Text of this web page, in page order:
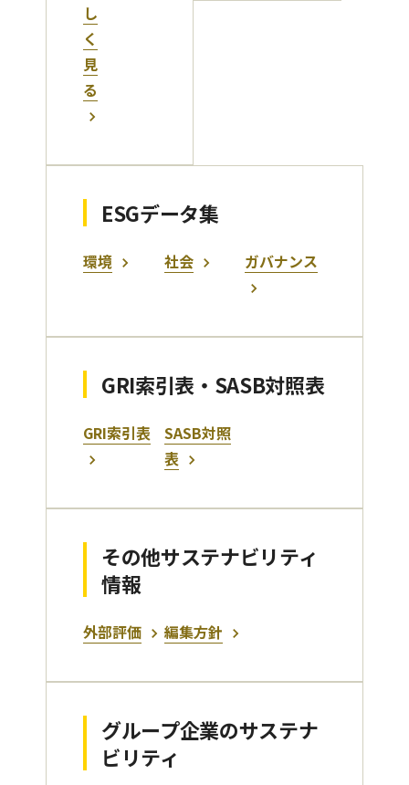
し
く
見
る
ESGデータ集
環境 社会 ガバナンス
GRI索引表・SASB対照表
GRI索引表
SASB対照
表
その他サステナビリティ
情報
外部評価 編集方針
グループ企業のサステナ
ビリティ